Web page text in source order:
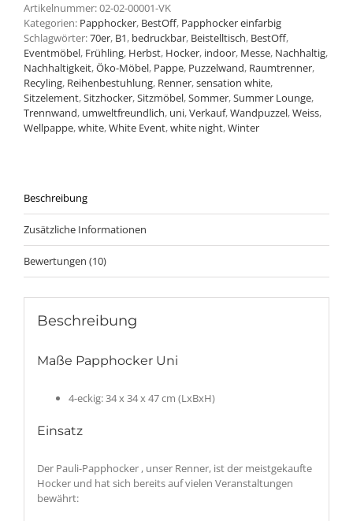
Artikelnummer:02-02-00001-VK
Kategorien: Papphocker, BestOff, Papphocker einfarbig
Schlagwörter:70er, B1, bedruckbar, Beistelltisch, BestOff,
Eventmöbel, Frühling, Herbst, Hocker, indoor, Messe, Nachhaltig,
Nachhaltigkeit,Öko-Möbel, Pappe, Puzzelwand, Raumtrenner,
Recyling, Reihenbestuhlung, Renner,sensation white,
Sitzelement,Sitzhocker,Sitzmöbel,Sommer,Summer Lounge,
Trennwand, umweltfreundlich, uni,Verkauf,Wandpuzzel,Weiss,
Wellpappe,white,White Event,white night,Winter
Beschreibung
Zusätzliche Informationen
Bewertungen (10)
Beschreibung
Maße Papphocker Uni
4-eckig: 34 x 34 x 47 cm (LxBxH)
Einsatz
Der Pauli-Papphocker , unser Renner, ist der meistgekaufte
Hocker und hat sich bereits auf vielen Veranstaltungen
bewährt: